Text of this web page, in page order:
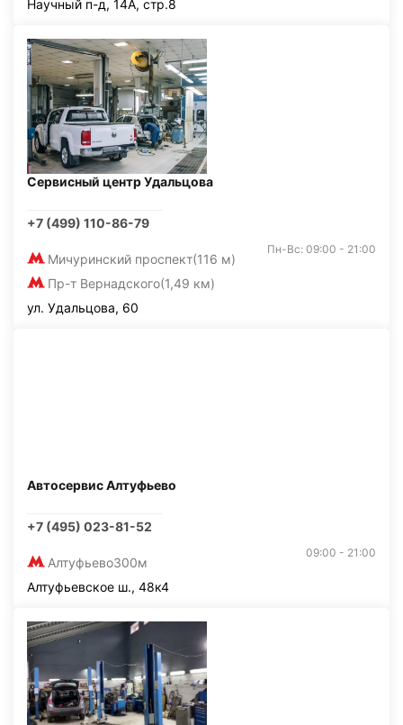
Научный п-д, 14А, стр.8
Сервисный центр Удальцова
+7 (499) 110-86-79
Мичуринский проспект(116 м)
Пр-т Вернадского(1,49 км)
Пн-Вс: 09:00 - 21:00
ул. Удальцова, 60
Автосервис Алтуфьево
+7 (495) 023-81-52
Алтуфьево300м
09:00 - 21:00
Алтуфьевское ш., 48к4